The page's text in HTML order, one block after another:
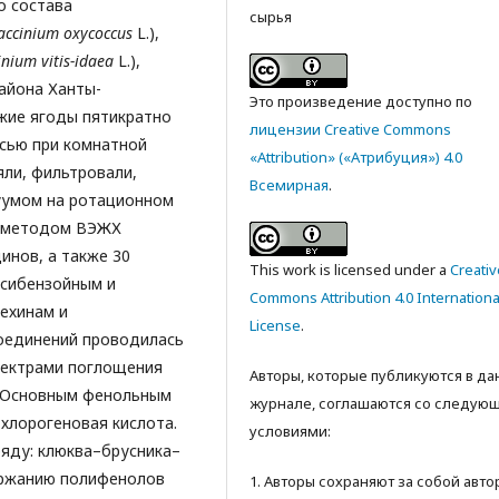
состава
oxycoccus L.),
vitis-idaea L.),
Ханты-
ягоды пятикратно
при комнатной
фильтровали,
на ротационном
методом ВЭЖХ
а также 30
и
и
проводилась
поглощения
Основным фенольным
кислота.
клюква–брусника–
полифенолов
сырья
Это произведение доступно по
лицензии Creative Commons
«Attribution» («Атрибуция») 4.0
Всемирная.
This work is licensed under a
Commons Attribution 4.0
License.
Авторы, которые публикуются в
журнале, соглашаются со
условиями:
1. Авторы сохраняют за собой